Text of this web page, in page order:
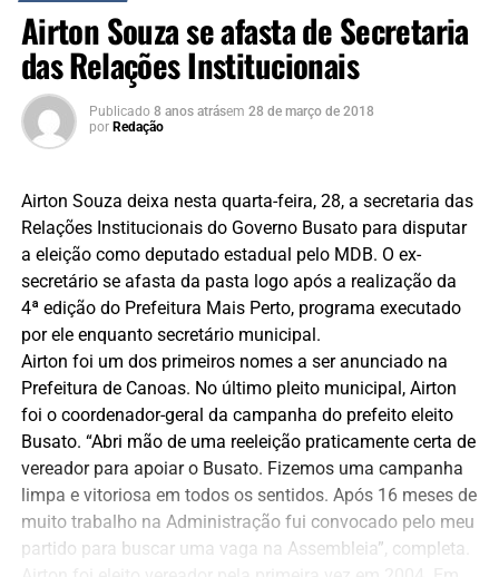
Airton Souza se afasta de Secretaria
das Relações Institucionais
Publicado 8 anos atrásem 28 de março de 2018
por Redação
Airton Souza deixa nesta quarta-feira, 28, a secretaria das
Relações Institucionais do Governo Busato para disputar
a eleição como deputado estadual pelo MDB. O ex-
secretário se afasta da pasta logo após a realização da
4ª edição do Prefeitura Mais Perto, programa executado
por ele enquanto secretário municipal.
Airton foi um dos primeiros nomes a ser anunciado na
Prefeitura de Canoas. No último pleito municipal, Airton
foi o coordenador-geral da campanha do prefeito eleito
Busato. “Abri mão de uma reeleição praticamente certa de
vereador para apoiar o Busato. Fizemos uma campanha
limpa e vitoriosa em todos os sentidos. Após 16 meses de
muito trabalho na Administração fui convocado pelo meu
partido para buscar uma vaga na Assembleia”, completa.